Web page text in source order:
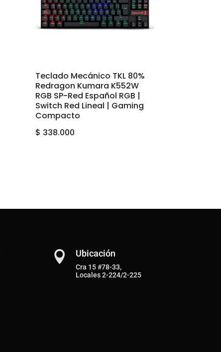
Teclado Mecánico TKL 80%
Redragon Kumara K552W
RGB SP-Red Español RGB |
Switch Red Lineal | Gaming
Compacto
$ 338.000
 Ubicación
Cra 15 #78-33,
Locales 2-224/2-225